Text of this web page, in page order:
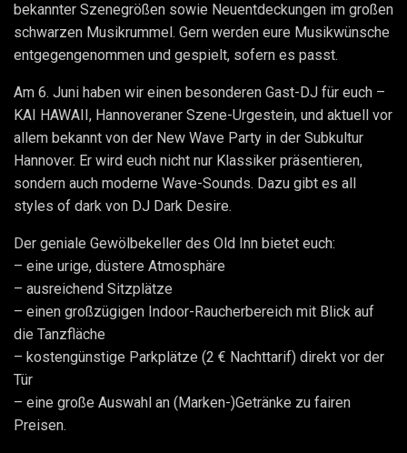
bekannter Szenegrößen sowie Neuentdeckungen im großen
schwarzen Musikrummel. Gern werden eure Musikwünsche
entgegengenommen und gespielt, sofern es passt.
Am 6. Juni haben wir einen besonderen Gast-DJ für euch –
KAI HAWAII, Hannoveraner Szene-Urgestein, und aktuell vor
allem bekannt von der New Wave Party in der Subkultur
Hannover. Er wird euch nicht nur Klassiker präsentieren,
sondern auch moderne Wave-Sounds. Dazu gibt es all
styles of dark von DJ Dark Desire.
Der geniale Gewölbekeller des Old Inn bietet euch:
– eine urige, düstere Atmosphäre
– ausreichend Sitzplätze
– einen großzügigen Indoor-Raucherbereich mit Blick auf
die Tanzfläche
– kostengünstige Parkplätze (2 € Nachttarif) direkt vor der
Tür
– eine große Auswahl an (Marken-)Getränke zu fairen
Preisen.